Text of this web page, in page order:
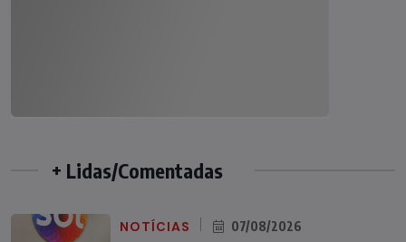
+ Lidas/Comentadas
NOTÍCIAS 07/08/2026